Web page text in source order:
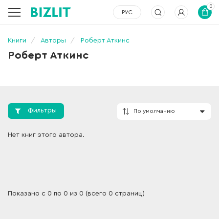
РУС
0
Книги Авторы Роберт Аткинс
Роберт Аткинс
Фильтры
Нет книг этого автора.
Показано с 0 по 0 из 0 (всего 0 страниц)